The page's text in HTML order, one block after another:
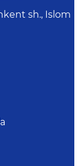
sh., Islom